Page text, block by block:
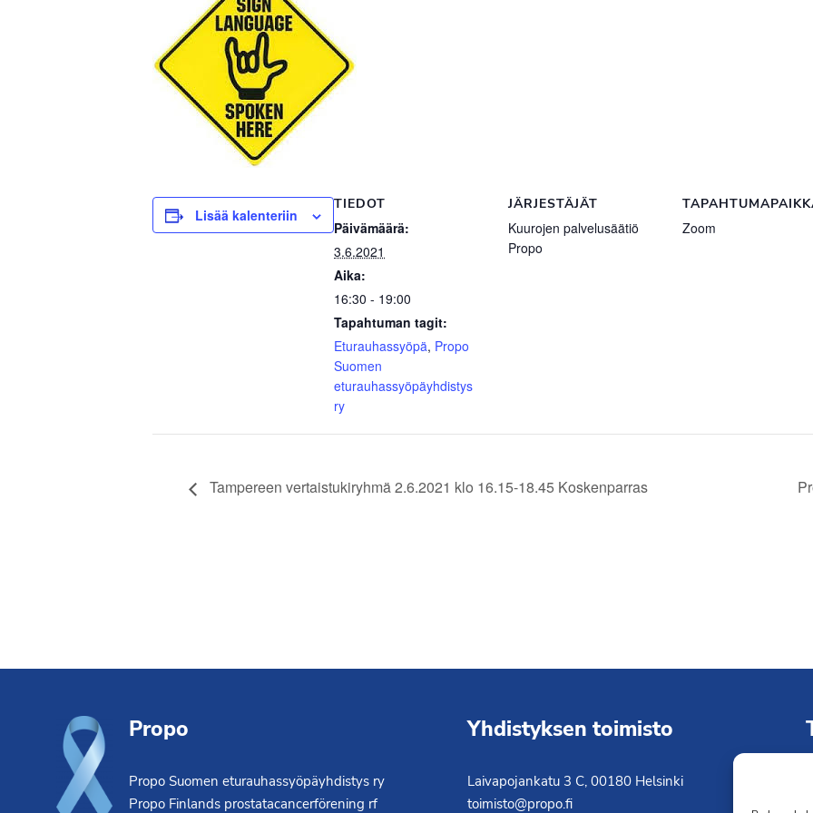
Lisää kalenteriin
TIEDOT
Päivämäärä:
3.6.2021
Aika:
16:30 - 19:00
Tapahtuman tagit:
Eturauhassyöpä, Propo
Suomen
eturauhassyöpäyhdistys
ry
JÄRJESTÄJÄT
Kuurojen palvelusäätiö
Propo
Zoom
Tampereen vertaistukiryhmä 2.6.2021 klo 16.15-18.45 Koskenparras
Propo
Propo Suomen eturauhassyöpäyhdistys ry
Propo Finlands prostatacancerförening rf
Yhdistyksen toimisto
Laivapojankatu 3 C, 00180 Helsinki
toimisto@propo.fi